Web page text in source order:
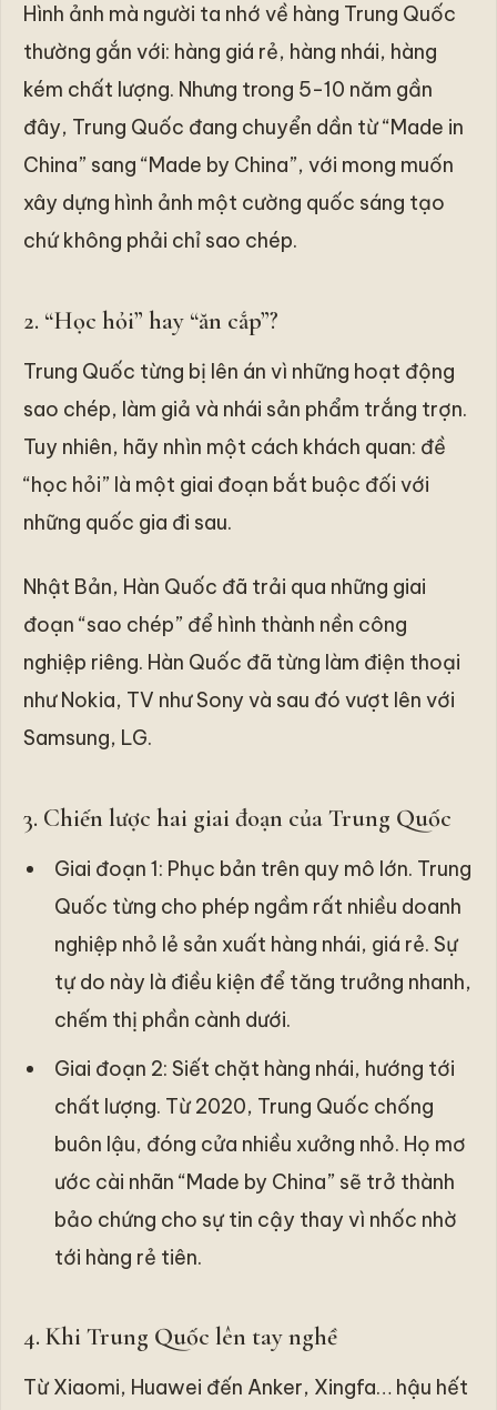
Hình ảnh mà người ta nhớ về hàng Trung Quốc
thường gắn với: hàng giá rẻ, hàng nhái, hàng
kém chất lượng. Nhưng trong 5-10 năm gần
đây, Trung Quốc đang chuyển dần từ “Made in
China” sang “Made by China”, với mong muốn
xây dựng hình ảnh một cường quốc sáng tạo
chứ không phải chỉ sao chép.
2. “Học hỏi” hay “ăn cắp”?
Trung Quốc từng bị lên án vì những hoạt động
sao chép, làm giả và nhái sản phẩm trắng trợn.
Tuy nhiên, hãy nhìn một cách khách quan: đề
“học hỏi” là một giai đoạn bắt buộc đối với
những quốc gia đi sau.
Nhật Bản, Hàn Quốc đã trải qua những giai
đoạn “sao chép” để hình thành nền công
nghiệp riêng. Hàn Quốc đã từng làm điện thoại
như Nokia, TV như Sony và sau đó vượt lên với
Samsung, LG.
3. Chiến lược hai giai đoạn của Trung Quốc
Giai đoạn 1: Phục bản trên quy mô lớn. Trung
Quốc từng cho phép ngầm rất nhiều doanh
nghiệp nhỏ lẻ sản xuất hàng nhái, giá rẻ. Sự
tự do này là điều kiện để tăng trưởng nhanh,
chếm thị phần cành dưới.
Giai đoạn 2: Siết chặt hàng nhái, hướng tới
chất lượng. Từ 2020, Trung Quốc chống
buôn lậu, đóng cửa nhiều xưởng nhỏ. Họ mơ
ước cài nhãn “Made by China” sẽ trở thành
bảo chứng cho sự tin cậy thay vì nhốc nhờ
tới hàng rẻ tiên.
4. Khi Trung Quốc lên tay nghề
Từ Xiaomi, Huawei đến Anker, Xingfa… hậu hết